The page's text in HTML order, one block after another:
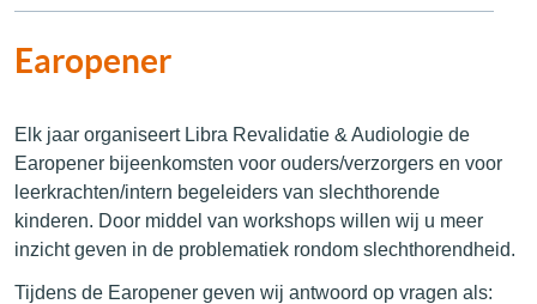
Earopener
Elk jaar organiseert Libra Revalidatie & Audiologie de
Earopener bijeenkomsten voor ouders/verzorgers en voor
leerkrachten/intern begeleiders van slechthorende
kinderen. Door middel van workshops willen wij u meer
inzicht geven in de problematiek rondom slechthorendheid.
Tijdens de Earopener geven wij antwoord op vragen als: